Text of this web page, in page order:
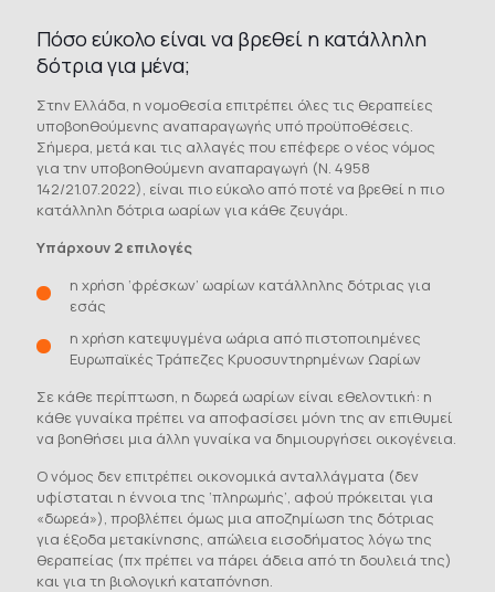
Πόσο εύκολο είναι να βρεθεί η κατάλληλη
δότρια για μένα;
Στην Ελλάδα, η νομοθεσία επιτρέπει όλες τις θεραπείες
υποβοηθούμενης αναπαραγωγής υπό προϋποθέσεις.
Σήμερα, μετά και τις αλλαγές που επέφερε ο νέος νόμος
για την υποβοηθούμενη αναπαραγωγή (Ν. 4958
142/21.07.2022), είναι πιο εύκολο από ποτέ να βρεθεί η πιο
κατάλληλη δότρια ωαρίων για κάθε ζευγάρι.
Υπάρχουν 2 επιλογές
η χρήση ‘φρέσκων’ ωαρίων κατάλληλης δότριας για
εσάς
η χρήση κατεψυγμένα ωάρια από πιστοποιημένες
Ευρωπαϊκές Τράπεζες Κρυοσυντηρημένων Ωαρίων
Σε κάθε περίπτωση, η δωρεά ωαρίων είναι εθελοντική: η
κάθε γυναίκα πρέπει να αποφασίσει μόνη της αν επιθυμεί
να βοηθήσει μια άλλη γυναίκα να δημιουργήσει οικογένεια.
Ο νόμος δεν επιτρέπει οικονομικά ανταλλάγματα (δεν
υφίσταται η έννοια της ‘πληρωμής’, αφού πρόκειται για
«δωρεά»), προβλέπει όμως μια αποζημίωση της δότριας
για έξοδα μετακίνησης, απώλεια εισοδήματος λόγω της
θεραπείας (πχ πρέπει να πάρει άδεια από τη δουλειά της)
και για τη βιολογική καταπόνηση.